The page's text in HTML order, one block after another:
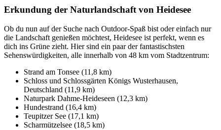
Erkundung der Naturlandschaft von Heidesee
Ob du nun auf der Suche nach Outdoor-Spaß bist oder einfach nur
die Landschaft genießen möchtest, Heidesee ist perfekt, wenn es
dich ins Grüne zieht. Hier sind ein paar der fantastischsten
Sehenswürdigkeiten, alle innerhalb von 48 km vom Stadtzentrum:
Strand am Tonsee (11,8 km)
Schloss und Schlossgärten Königs Wusterhausen,
Deutschland (11,9 km)
Naturpark Dahme-Heideseen (12,3 km)
Hundestrand (16,4 km)
Teupitzer See (17,1 km)
Scharmützelsee (18,5 km)